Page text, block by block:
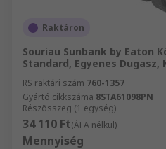
Raktáron
Souriau Sunbank by Eaton
Standard, Egyenes Dugasz,
RS raktári szám 760-1357
Gyártó cikkszáma 8STA61098PN
Részösszeg (1 egység)
34 110 Ft(ÁFA nélkül)
Mennyiség